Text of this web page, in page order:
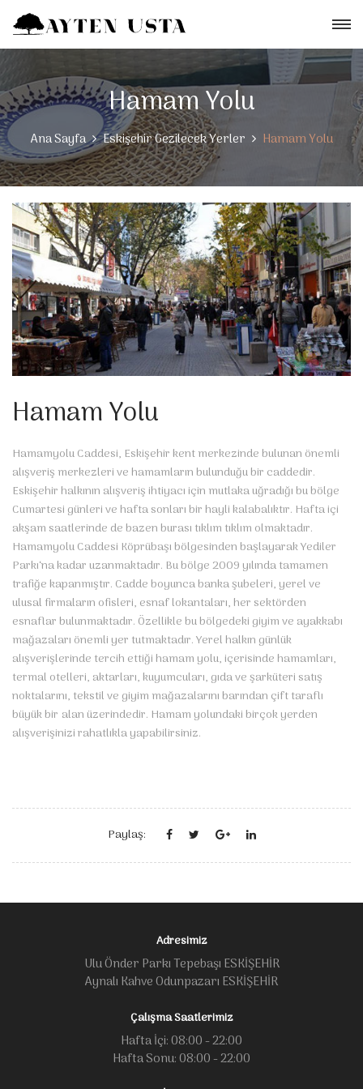
Hamam Yolu
Ana Sayfa Eskişehir Gezilecek Yerler Hamam Yolu
Hamam Yolu
Hamamyolu Caddesi, Eskişehir kent merkezinde bulunan önemli
alışveriş merkezleri ve hamamların bulunduğu bir caddedir.
Eskişehir halkının alışveriş ihtiyacı için mutlaka uğradığı bu bölge
Cumartesi günleri ve hafta sonları bir hayli kalabalıktır. Hafta içi
akşam saatlerinde de bazen burası tıklım tıklım olmaktadır.
Hamamyolu Caddesi Köprübaşı bölgesinden başlayarak Yediler
Parkı‘na kadar uzanmaktadır. Bu bölge 2009 yılında tamamen
trafiğe kapanmıştır. Cadde boyunca banka şubeleri, yerel ve
ulusal firmaların ofisleri, esnaf lokantaları, her sektörden
esnaflar bulunmaktadır. Özellikle bu bölgedeki giyim ve ayakkabı
mağazaları önemli yer tutmaktadır. Yerel halkın günlük
alışverişlerinde tercih ettiği hamam yolu, içerisinde hamamları,
termal otelleri, aktarları, kuyumcuları, gıda ve şarküteri satış
noktalarını, tekstil ve giyim mağazalarını barından çift taraflı
büyük bir alan üzerindedir. Hamam yolundaki birçok yerden
alışverişinizi rahatlıkla yapabilirsiniz.
Paylaş:
Adresimiz
Ulu Önder Parkı Tepebaşı ESKİŞEHİR
Aynalı Kahve Odunpazarı ESKİŞEHİR
Çalışma Saatlerimiz
Hafta İçi: 08:00 - 22:00
Hafta Sonu: 08:00 - 22:00